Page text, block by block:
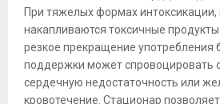
При тяжелых формах интоксикации,
накапливаются токсичные
резкое прекращение употребления
поддержки может спровоцировать
сердечную недостаточность или
кровотечение. Стационар